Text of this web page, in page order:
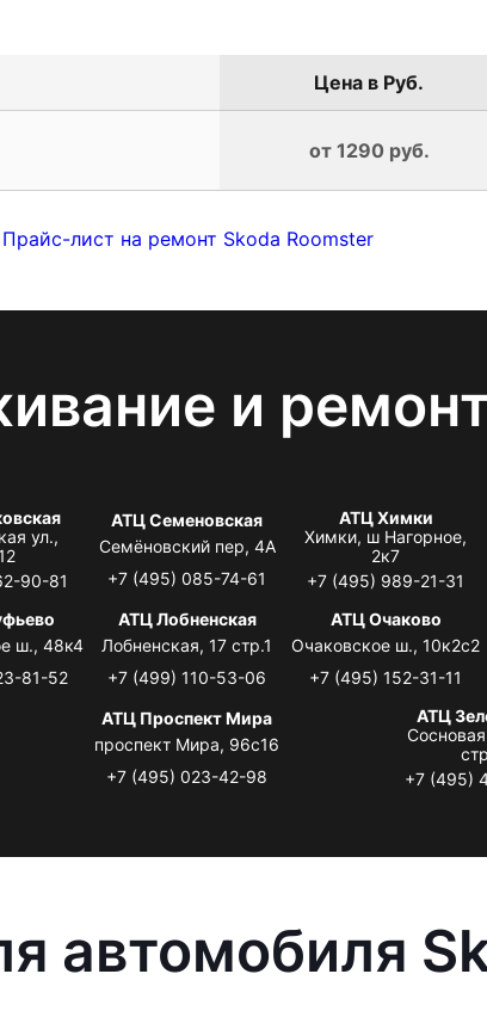
Цена в Руб.
от 1290 руб.
Прайс-лист на ремонт Skoda Roomster
и
ул.,
90-81
АТЦ Семеновская
Семёновский пер, 4А
+7 (495) 085-74-61
АТЦ Химки
Химки, ш Нагорное,
2к7
+7 (495) 989-21-31
ш., 48к4
81-52
АТЦ Лобненская
Лобненская, 17 стр.1
+7 (499) 110-53-06
АТЦ Очаково
Очаковское ш., 10к2с2
+7 (495) 152-31-11
АТЦ Проспект Мира
проспект Мира, 96с16
+7 (495) 023-42-98
АТЦ
+7 (495)
автомобиля